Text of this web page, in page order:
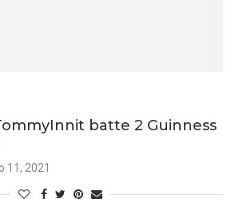
batte 2 Guinness
11, 2021